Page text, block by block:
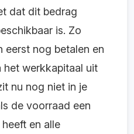
dat dit bedrag
is. Zo
eerst nog betalen en
werkkapitaal uit
nu nog niet in je
de voorraad een
en alle